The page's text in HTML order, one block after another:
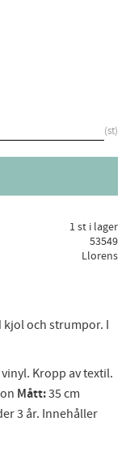
st
1 st i lager
53549
Llorens
och strumpor. I
Kropp av textil.
Mått:35 cm
3 år. Innehåller